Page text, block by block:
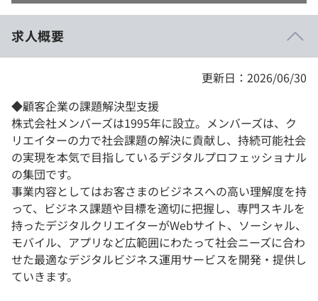
求人概要
更新日：2026/06/30
◆顧客企業の課題解決型支援
株式会社メンバーズは1995年に設立。メンバーズは、ク
リエイターの力で社会課題の解決に貢献し、持続可能社会
の実現を本気で目指しているデジタルプロフェッショナル
の集団です。
事業内容としてはお客さまのビジネスへの高い理解度を持
って、ビジネス課題や目標を適切に把握し、専門スキルを
持ったデジタルクリエイターがWebサイト、ソーシャル、
モバイル、アプリなど広範囲にわたって社会ニーズに合わ
せた最適なデジタルビジネス運用サービスを開発・提供し
ていきます。